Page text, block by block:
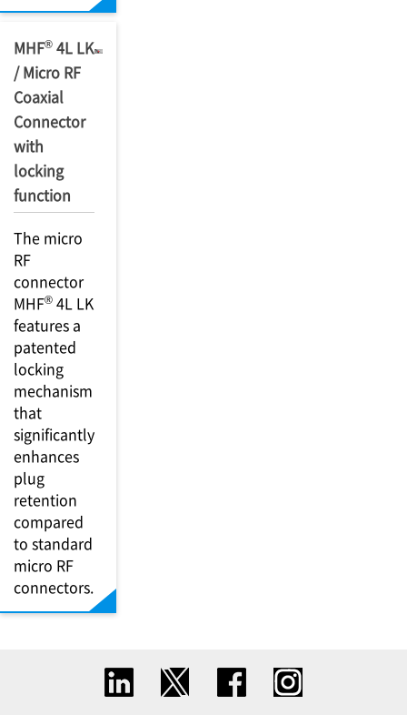
MHF® 4L LK
/ Micro RF
Coaxial
Connector
with
locking
function
The micro
RF
connector
MHF® 4L LK
features a
patented
locking
mechanism
that
significantly
enhances
plug
retention
compared
to standard
micro RF
connectors.